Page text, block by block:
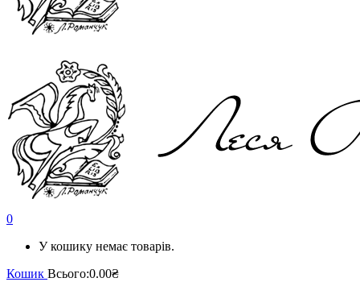
0
У кошику немає товарів.
Кошик Всього:0.00₴